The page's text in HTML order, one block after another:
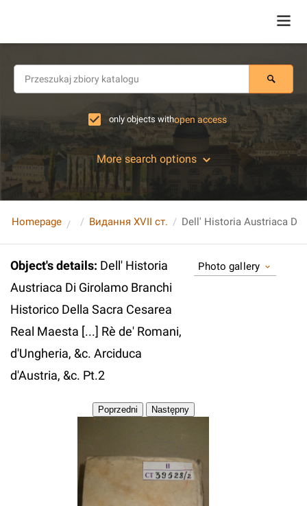
only objects withopen access
More search options
Homepage Видання XVII ст.
Object's details: Dell' Historia
Austriaca Di Girolamo Branchi
Historico Della Sacra Cesarea
Real Maesta [...] Rè de' Romani,
d'Ungheria, &c. Arciduca
d'Austria, &c. Pt.2
Photo gallery